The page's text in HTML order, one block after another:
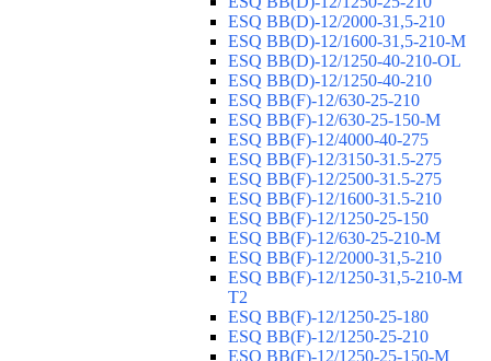
ESQ BB(D)-12/2000-31,5-210
ESQ BB(D)-12/1600-31,5-210-М
ESQ BB(D)-12/1250-40-210-OL
ESQ BB(D)-12/1250-40-210
ESQ ВВ(F)-12/630-25-210
ESQ ВВ(F)-12/630-25-150-М
ESQ ВВ(F)-12/4000-40-275
ESQ ВВ(F)-12/3150-31.5-275
ESQ ВВ(F)-12/2500-31.5-275
ESQ ВВ(F)-12/1600-31.5-210
ESQ ВВ(F)-12/1250-25-150
ESQ BB(F)-12/630-25-210-М
ESQ BB(F)-12/2000-31,5-210
ESQ BB(F)-12/1250-31,5-210-М
T2
ESQ BB(F)-12/1250-25-180
ESQ ВВ(F)-12/1250-25-210
ESQ ВВ(F)-12/1250-25-150-М